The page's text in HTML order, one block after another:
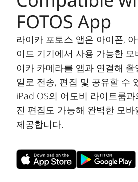
FOTOS App
라이카 포토스 앱은 아이폰,
이드 기기에서 사용 가능한
이카 카메라를 앱과 연결해
일로 전송, 편집 및 공유할 수
iPad OS의 어도비 라이트룸
진 편집도 가능해 완벽한 모
제공합니다.